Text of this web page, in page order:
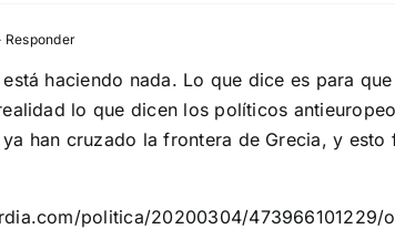
Responder
haciendo nada. Lo que dice es para
lo que dicen los políticos
han cruzado la frontera de Grecia, y
politica/20200304/